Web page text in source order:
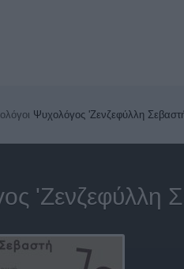
Ψυχολόγος 'Ζενζεφύλλη
'Ζενζεφύλλη